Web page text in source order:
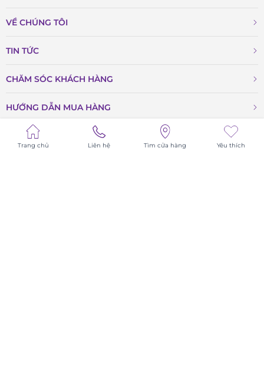
VỀ CHÚNG TÔI
TIN TỨC
CHĂM SÓC KHÁCH HÀNG
HƯỚNG DẪN MUA HÀNG
ĐỒNG HỒ GALLE
Trang chủ Liên hệ Tìm cửa hàng Yêu thích